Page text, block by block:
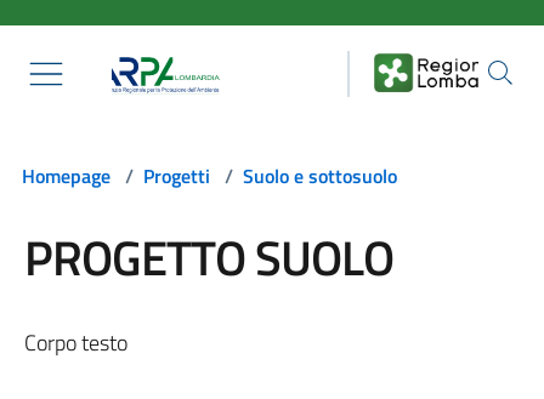
Homepage / Progetti / Suolo e sottosuolo
PROGETTO SUOLO
Corpo testo